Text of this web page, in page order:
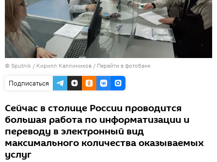
© Sputnik / Кирилл Каллиников / Перейти в фотобанк
Подписаться
Сейчас в столице России проводится
большая работа по информатизации и
переводу в электронный вид
максимального количества оказываемых
услуг